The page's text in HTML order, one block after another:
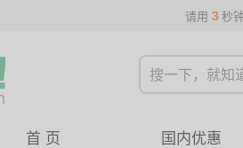
请用 3 秒
首 页 国内优惠